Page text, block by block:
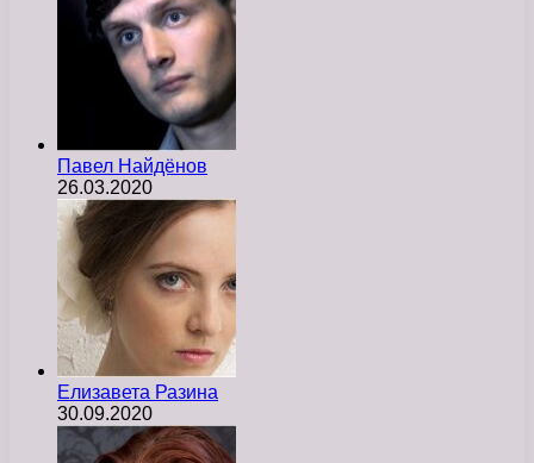
Павел Найдёнов
26.03.2020
Елизавета Разина
30.09.2020